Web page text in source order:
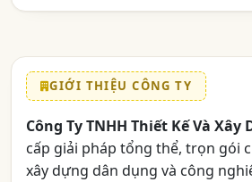
GIỚI THIỆU CÔNG TY
Công Ty TNHH Thiết Kế Và Xây
cấp giải pháp tổng thể, trọn gói
xây dựng dân dụng và công